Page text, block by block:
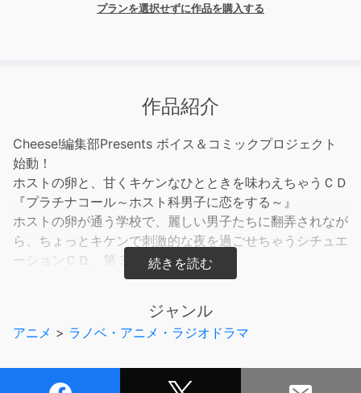
プランを選択せずに作品を購入する
作品紹介
Cheese!編集部Presents ボイス＆コミックプロジェクト
始動！
ホストの卵と、甘くキケンなひとときを味わえちゃうＣＤ
『プラチナコール～ホスト科男子に恋をする～』
ホストの卵が通う学校で、麗しい男子たちに翻弄されなが
ら、ちょっとキケンで刺激的な夜を過ごせちゃうシチュエ
ーションＣＤ、第３弾が登場！
各キャラクターが、貴女のためにシャンパンコールでおも
てなし！シャンパンコールは、MIKOTO・久下真音・吉田
ジャンル
アニメ > ラノベ・アニメ・ラジオドラマ